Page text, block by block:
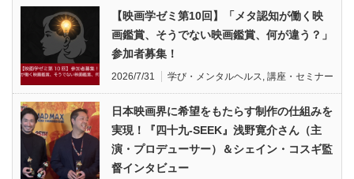
【映画学ゼミ第10回】「メタ認知が働く映
画鑑賞、そうでない映画鑑賞、何が違う？」
参加者募集！
2026/7/31 学び・メンタルヘルス, 講座・セミナー
日本映画界に希望をもたらす制作の仕組みを
実現！『四十九-SEEK』浅野寛介さん（主
演・プロデューサー）＆シェイン・コスギ監
督インタビュー